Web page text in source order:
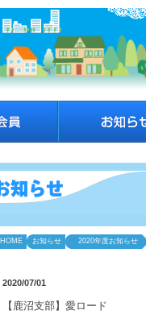
HOME お知らせ 2020年度お知らせ
2020/07/01
【鹿沼支部】愛ロード